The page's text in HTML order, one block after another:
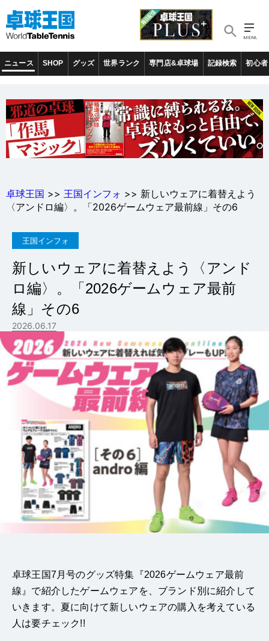
ニュース SHOP グッズ 世界ランク 専門店&卓球場 記録検索 初心者
卓球王国 >> 王国インフォ >> 新しいウェアに着替えよう
〈アンドロ編〉。「2026ゲームウェア最前線」その6
王国インフォ
新しいウェアに着替えよう〈アンド
ロ編〉。「2026ゲームウェア最前
線」その6
2026.06.17
卓球王国7月号のグッズ特集『2026ゲームウェア最前
線』で紹介したゲームウェアを、ブランド別に紹介して
いきます。夏に向けて新しいウェアの購入を考えている
人は要チェック!!